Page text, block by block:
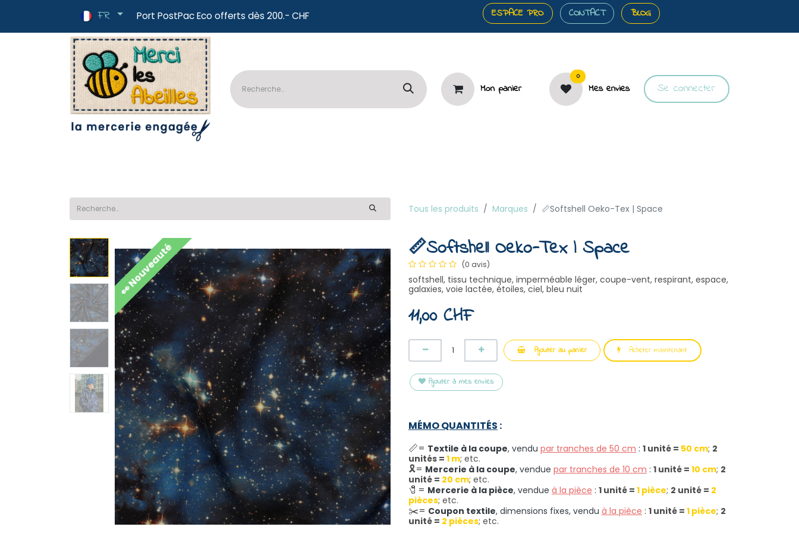
FR Port PostPac Eco offerts dès 200.- CHF ESPACE PRO CONTACT BLOG
Mon panier
0
Mes envies Se connecter
Tous les produits Marques 📏Softshell Oeko-Tex | Space
👀 Nouveauté 📏Softshell Oeko-Tex | Space
(0 avis)
softshell, tissu technique, imperméable léger, coupe-vent, respirant, espace,
galaxies, voie lactée, étoiles, ciel, bleu nuit
11,00CHF
Ajouter au panier Acheter maintenant
Ajouter à mes envies
MÉMO QUANTITÉS :
📏= Textile à la coupe, vendu par tranches de 50 cm : 1 unité = 50 cm; 2
unités = 1 m; etc.
🎗️= Mercerie à la coupe, vendue par tranches de 10 cm : 1 unité = 10 cm; 2
unité = 20 cm; etc.
🧷 = Mercerie à la pièce, vendue à la pièce : 1 unité = 1 pièce; 2 unité = 2
pièces; etc.
✂️= Coupon textile, dimensions fixes, vendu à la pièce : 1 unité = 1 pièce; 2
unité = 2 pièces; etc.